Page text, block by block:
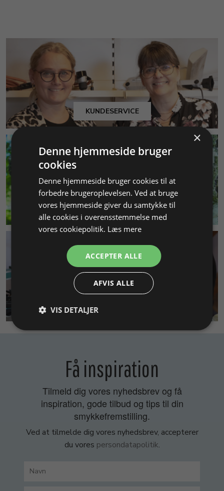
KUNDESERVICE
MILJØ & BÆREDYGTIGHED
Få inspiration
Tilmeld dig vores nyhedsbrev og få
inspiration, gode tilbud og tips til din
smykkefremstilling.
Ved at tilmelde dig vores nyhedsbrev, accepterer
du vores persondatapolitik.
×
Denne hjemmeside bruger
cookies
Denne hjemmeside bruger cookies til at
forbedre brugeroplevelsen. Ved at bruge
vores hjemmeside giver du samtykke til
alle cookies i overensstemmelse med
vores cookiepolitik. Læs mere
ACCEPTER ALLE
AFVIS ALLE
VIS DETALJER